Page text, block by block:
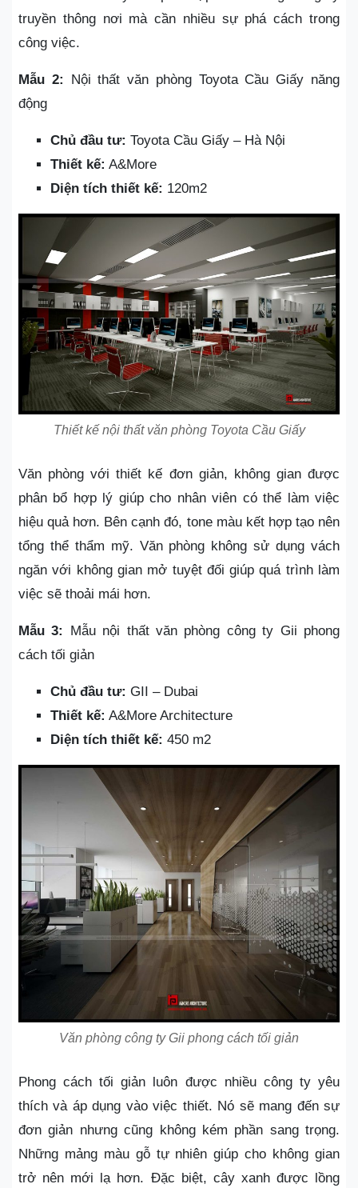
truyền thông nơi mà cần nhiều sự phá cách trong
công việc.
Mẫu 2: Nội thất văn phòng Toyota Cầu Giấy năng
động
Chủ đầu tư: Toyota Cầu Giấy – Hà Nội
Thiết kế: A&More
Diện tích thiết kế: 120m2
Thiết kế nội thất văn phòng Toyota Cầu Giấy
Văn phòng với thiết kế đơn giản, không gian được
phân bổ hợp lý giúp cho nhân viên có thể làm việc
hiệu quả hơn. Bên cạnh đó, tone màu kết hợp tạo nên
tổng thể thẩm mỹ. Văn phòng không sử dụng vách
ngăn với không gian mở tuyệt đối giúp quá trình làm
việc sẽ thoải mái hơn.
Mẫu 3:
Mẫu nội thất văn phòng công ty Gii phong
cách tối giản
Chủ đầu tư: GII – Dubai
Thiết kế: A&More Architecture
Diện tích thiết kế: 450 m2
Văn phòng công ty Gii phong cách tối giản
Phong cách tối giản luôn được nhiều công ty yêu
thích và áp dụng vào việc thiết. Nó sẽ mang đến sự
đơn giản nhưng cũng không kém phần sang trọng.
Những mảng màu gỗ tự nhiên giúp cho không gian
trở nên mới lạ hơn. Đặc biệt, cây xanh được lồng